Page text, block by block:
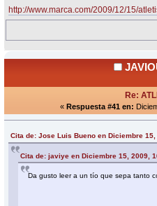
http://www.marca.com/2009/12/15/
Re:
« Respuesta #41 en:
Cita de: Jose Luis Bueno en Diciembre 15,
Cita de: javiye en Diciembre 15, 2009,
Da gusto leer a un tío que sepa tanto